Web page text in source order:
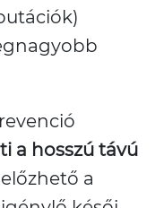
a hosszú távú
a